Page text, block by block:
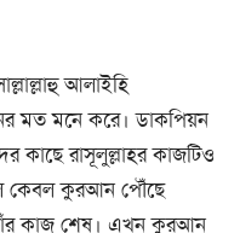
আলাইহি
মত মনে করে। ডাকপিয়ন
কাছে রাসূলুল্লাহর কাজটিও
কেবল কুরআন পৌঁছে
কাজ শেষ। এখন কুরআন